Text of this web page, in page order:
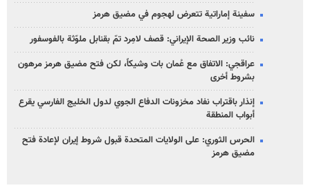
سفينة إماراتية تتعرض لهجوم في مضيق هرمز
نائب وزير الصحة الإيراني: قصف لامِرد تمّ بقنابل ملوّثة بالفوسفور
عراقجي: الاتفاق مع عُمان بات وشيكاً، لكن فتح مضيق هرمز مرهون
بشروط أخرى
إنذار باقتراب نفاد مخزونات الدفاع الجوي لدول الخليج الفارسي يقرع
أبواب المنطقة
الحرس الثوري: على الولايات المتحدة قبول شروط إيران لإعادة فتح
مضيق هرمز